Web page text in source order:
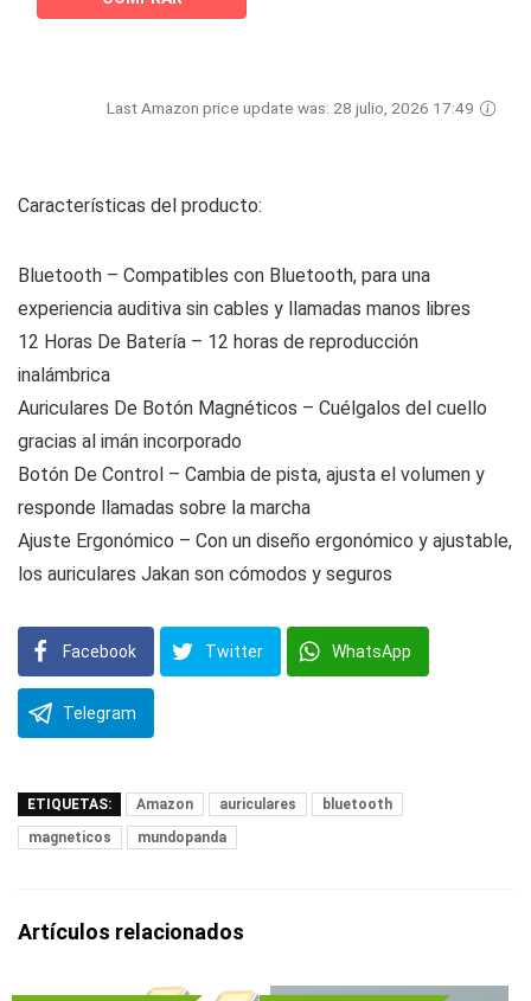
Last Amazon price update was: 28 julio, 2026 17:49
Características del producto:
Bluetooth – Compatibles con Bluetooth, para una
experiencia auditiva sin cables y llamadas manos libres
12 Horas De Batería – 12 horas de reproducción
inalámbrica
Auriculares De Botón Magnéticos – Cuélgalos del cuello
gracias al imán incorporado
Botón De Control – Cambia de pista, ajusta el volumen y
responde llamadas sobre la marcha
Ajuste Ergonómico – Con un diseño ergonómico y ajustable,
los auriculares Jakan son cómodos y seguros
Facebook Twitter WhatsApp
Telegram
ETIQUETAS: Amazon auriculares
bluetooth
magneticos
mundopanda
Artículos relacionados